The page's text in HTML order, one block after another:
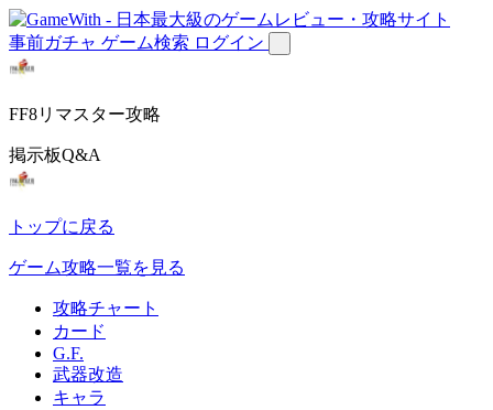
事前ガチャ ゲーム検索 ログイン
FF8リマスター攻略
掲示板Q&A
トップに戻る
ゲーム攻略一覧を見る
攻略チャート
カード
G.F.
武器改造
キャラ